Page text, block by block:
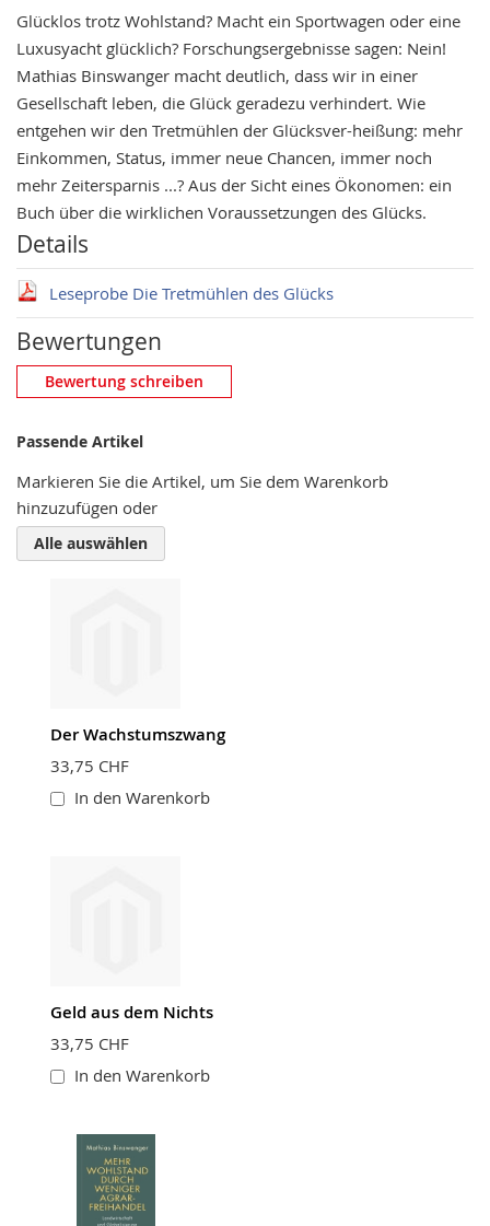
Glücklos trotz Wohlstand? Macht ein Sportwagen oder eine
Luxusyacht glücklich? Forschungsergebnisse sagen: Nein!
Mathias Binswanger macht deutlich, dass wir in einer
Gesellschaft leben, die Glück geradezu verhindert. Wie
entgehen wir den Tretmühlen der Glücksver-heißung: mehr
Einkommen, Status, immer neue Chancen, immer noch
mehr Zeitersparnis ...? Aus der Sicht eines Ökonomen: ein
Buch über die wirklichen Voraussetzungen des Glücks.
Details
Leseprobe Die Tretmühlen des Glücks
Bewertungen
Eigene Bewertung schreiben
Nickname
Zusammenfassung
BEWERTUNG ABSCHICKEN
Bewertung schreiben
Passende Artikel
Markieren Sie die Artikel, um Sie dem Warenkorb
hinzuzufügen oder
Alle auswählen
Der Wachstumszwang
33,75 CHF
In den Warenkorb
Geld aus dem Nichts
33,75 CHF
In den Warenkorb